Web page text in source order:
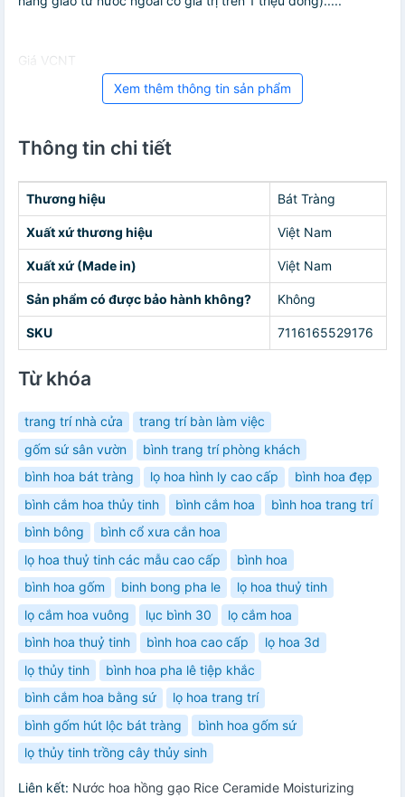
Giá VCNT
Xem thêm thông tin sản phẩm
Thông tin chi tiết
Thương hiệu Bát Tràng
Xuất xứ thương hiệu Việt Nam
Xuất xứ (Made in) Việt Nam
Sản phẩm có được bảo hành không? Không
SKU 7116165529176
Từ khóa
trang trí nhà cửa
trang trí bàn làm việc
gốm sứ sân vườn
bình trang trí phòng khách
bình hoa bát tràng
lọ hoa hình ly cao cấp
bình hoa đẹp
bình cắm hoa thủy tinh
bình cắm hoa
bình hoa trang trí
bình bông
bình cổ xưa cắn hoa
lọ hoa thuỷ tinh các mẫu cao cấp
bình hoa
bình hoa gốm
binh bong pha le
lọ hoa thuỷ tinh
lọ cắm hoa vuông
lục bình 30
lọ cắm hoa
bình hoa thuỷ tinh
bình hoa cao cấp
lọ hoa 3d
lọ thủy tinh
bình hoa pha lê tiệp khắc
bình cắm hoa bằng sứ
lọ hoa trang trí
bình gốm hút lộc bát tràng
bình hoa gốm sứ
lọ thủy tinh trồng cây thủy sinh
Liên kết: Nước hoa hồng gạo Rice Ceramide Moisturizing